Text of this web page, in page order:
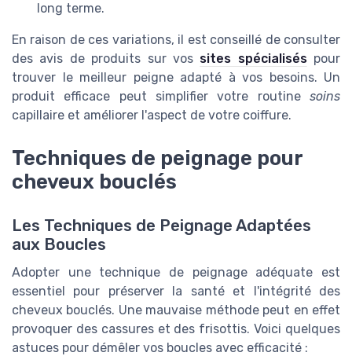
long terme.
En raison de ces variations, il est conseillé de consulter
des avis de produits sur vos sites spécialiséspour
trouver le meilleur peigne adapté à vos besoins. Un
produit efficace peut simplifier votre routine soins
capillaire et améliorer l'aspect de votre coiffure.
Techniques de peignage pour
cheveux bouclés
Les Techniques de Peignage Adaptées
aux Boucles
Adopter une technique de peignage adéquate est
essentiel pour préserver la santé et l'intégrité des
cheveux bouclés. Une mauvaise méthode peut en effet
provoquer des cassures et des frisottis. Voici quelques
astuces pour démêler vos boucles avec efficacité :